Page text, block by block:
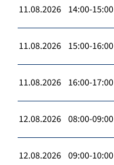
11.08.2026 14:00-15:00
11.08.2026 15:00-16:00
11.08.2026 16:00-17:00
12.08.2026 08:00-09:00
12.08.2026 09:00-10:00